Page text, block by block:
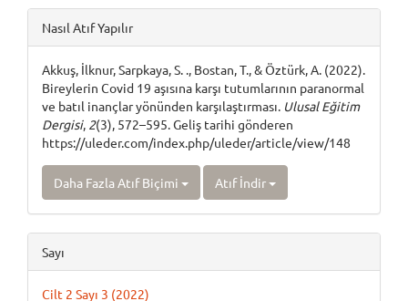
Article
Details
Nasıl Atıf Yapılır
Akkuş, İlknur, Sarpkaya, S. ., Bostan, T., & Öztürk, A. (2022).
Bireylerin Covid 19 aşısına karşı tutumlarının paranormal
ve batıl inançlar yönünden karşılaştırması. Ulusal Eğitim
Dergisi, 2(3), 572–595. Geliş tarihi gönderen
https://uleder.com/index.php/uleder/article/view/148
Daha Fazla Atıf Biçimi Atıf İndir
Sayı
Cilt 2 Sayı 3 (2022)